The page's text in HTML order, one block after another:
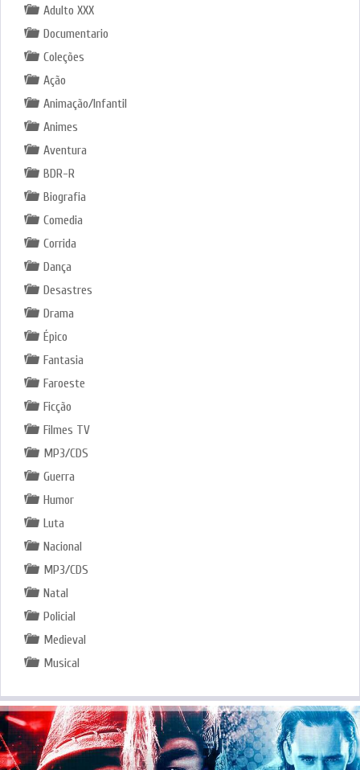
Adulto XXX
Documentario
Coleções
Ação
Animação/Infantil
Animes
Aventura
BDR-R
Biografia
Comedia
Corrida
Dança
Desastres
Drama
Épico
Fantasia
Faroeste
Ficção
Filmes TV
MP3/CDS
Guerra
Humor
Luta
Nacional
MP3/CDS
Natal
Policial
Medieval
Musical